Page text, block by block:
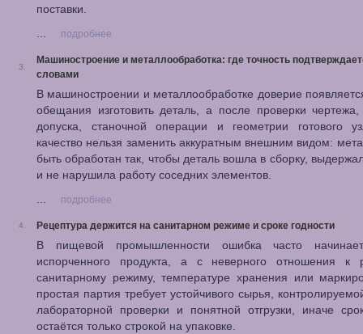
поставки.
...
подробнее
3.
Машиностроение и металлообработка: где точность
словами
В машиностроении и металлообработке доверие
обещания изготовить деталь, а после проверки чертежа,
допуска, станочной операции и геометрии готового
качество нельзя заменить аккуратным внешним видом:
быть обработан так, чтобы деталь вошла в сборку,
и не нарушила работу соседних элементов.
...
подробнее
4. Рецептура держится на санитарном режиме и сроке годности
В пищевой промышленности ошибка часто
испорченного продукта, а с неверного отношения к
санитарному режиму, температуре хранения или
простая партия требует устойчивого сырья,
лабораторной проверки и понятной отгрузки, иначе
остаётся только строкой на упаковке.